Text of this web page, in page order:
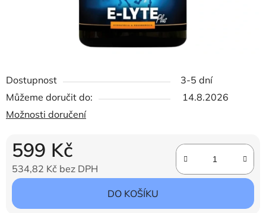
Dostupnost
3-5 dní
Můžeme doručit do:
14.8.2026
Možnosti doručení
599 Kč
534,82 Kč bez DPH
Měrná cena:
DO KOŠÍKU